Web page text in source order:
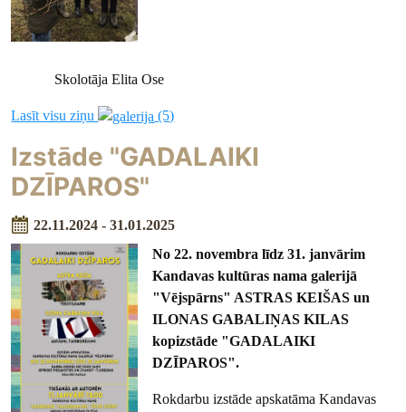
Skolotāja Elita Ose
Lasīt visu ziņu (5)
Izstāde "GADALAIKI
DZĪPAROS"
22.11.2024 - 31.01.2025
No 22. novembra līdz 31. janvārim
Kandavas kultūras nama galerijā
"Vējspārns" ASTRAS KEIŠAS un
ILONAS GABALIŅAS KILAS
kopizstāde "GADALAIKI
DZĪPAROS".
Rokdarbu izstāde apskatāma Kandavas